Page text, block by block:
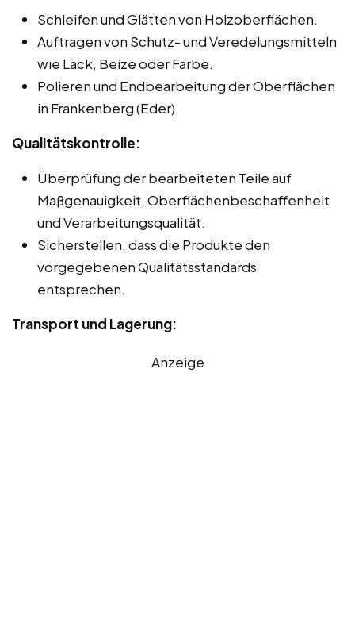
Schleifen und Glätten von Holzoberflächen.
Auftragen von Schutz- und Veredelungsmitteln
wie Lack, Beize oder Farbe.
Polieren und Endbearbeitung der Oberflächen
in Frankenberg (Eder).
Qualitätskontrolle:
Überprüfung der bearbeiteten Teile auf
Maßgenauigkeit, Oberflächenbeschaffenheit
und Verarbeitungsqualität.
Sicherstellen, dass die Produkte den
vorgegebenen Qualitätsstandards
entsprechen.
Transport und Lagerung:
Anzeige